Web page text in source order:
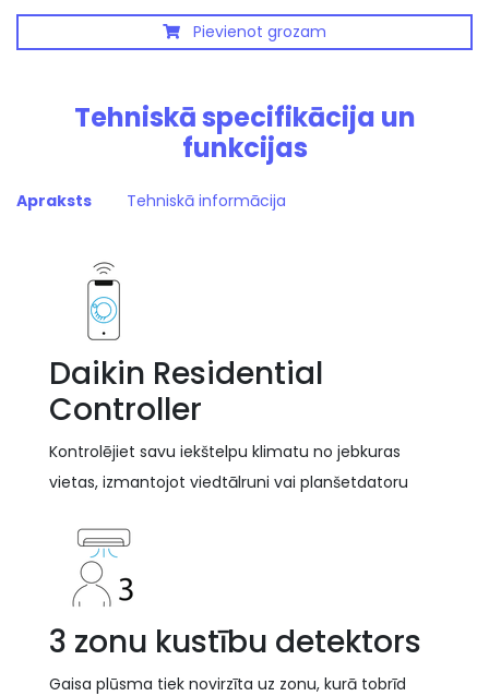
Pievienot grozam
Tehniskā specifikācija un
funkcijas
Apraksts Tehniskā informācija
Daikin Residential
Controller
Kontrolējiet savu iekštelpu klimatu no jebkuras
vietas, izmantojot viedtālruni vai planšetdatoru
3 zonu kustību detektors
Gaisa plūsma tiek novirzīta uz zonu, kurā tobrīd